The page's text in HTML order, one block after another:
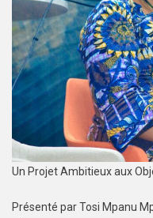
Un Projet Ambitieux aux
Présenté par Tosi Mpanu